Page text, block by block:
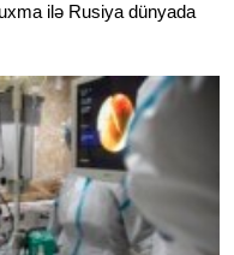
ilə Rusiya dünyada